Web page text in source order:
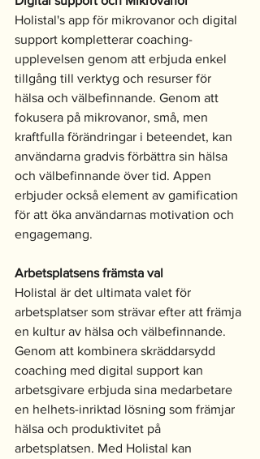
Holistal's app för mikrovanor och digital
support kompletterar coaching-
upplevelsen genom att erbjuda enkel
tillgång till verktyg och resurser för
hälsa och välbefinnande. Genom att
fokusera på mikrovanor, små, men
kraftfulla förändringar i beteendet, kan
användarna gradvis förbättra sin hälsa
och välbefinnande över tid. Appen
erbjuder också element av gamification
för att öka användarnas motivation och
engagemang.
Arbetsplatsens främsta val
Holistal är det ultimata valet för
arbetsplatser som strävar efter att främja
en kultur av hälsa och välbefinnande.
Genom att kombinera skräddarsydd
coaching med digital support kan
arbetsgivare erbjuda sina medarbetare
en helhets-inriktad lösning som främjar
hälsa och produktivitet på
arbetsplatsen. Med Holistal kan